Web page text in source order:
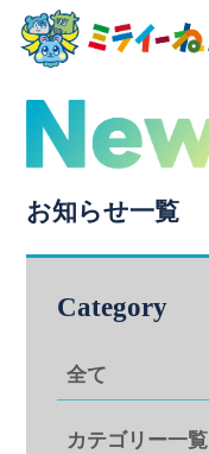
お知らせ一覧
Category
全て
カテゴリー一覧